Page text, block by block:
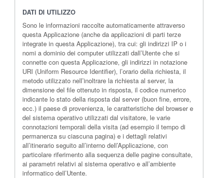
DATI DI UTILIZZO
Sono le informazioni raccolte automaticamente attraverso
questa Applicazione (anche da applicazioni di parti terze
integrate in questa Applicazione), tra cui: gli indirizzi IP o i
nomi a dominio dei computer utilizzati dall’Utente che si
connette con questa Applicazione, gli indirizzi in notazione
URI (Uniform Resource Identifier), l’orario della richiesta, il
metodo utilizzato nell’inoltrare la richiesta al server, la
dimensione del file ottenuto in risposta, il codice numerico
indicante lo stato della risposta dal server (buon fine, errore,
ecc.) il paese di provenienza, le caratteristiche del browser e
del sistema operativo utilizzati dal visitatore, le varie
connotazioni temporali della visita (ad esempio il tempo di
permanenza su ciascuna pagina) e i dettagli relativi
all’itinerario seguito all’interno dell’Applicazione, con
particolare riferimento alla sequenza delle pagine consultate,
ai parametri relativi al sistema operativo e all’ambiente
informatico dell’Utente.